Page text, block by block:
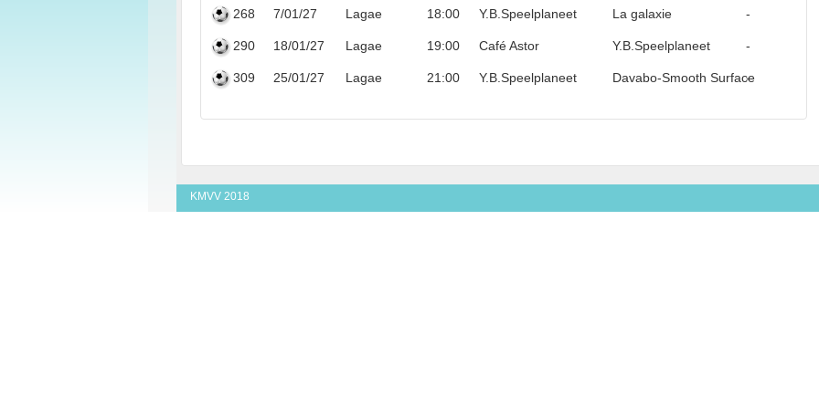
268 7/01/27 Lagae 18:00 Y.B.Speelplaneet La galaxie -
290 18/01/27 Lagae 19:00 Café Astor Y.B.Speelplaneet -
309 25/01/27 Lagae 21:00 Y.B.Speelplaneet Davabo-Smooth Surface
-
KMVV 2018